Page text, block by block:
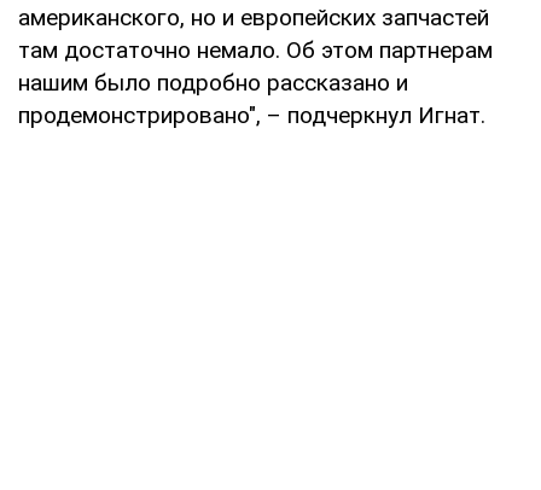
американского, но и европейских запчастей
там достаточно немало. Об этом партнерам
нашим было подробно рассказано и
продемонстрировано", – подчеркнул Игнат.